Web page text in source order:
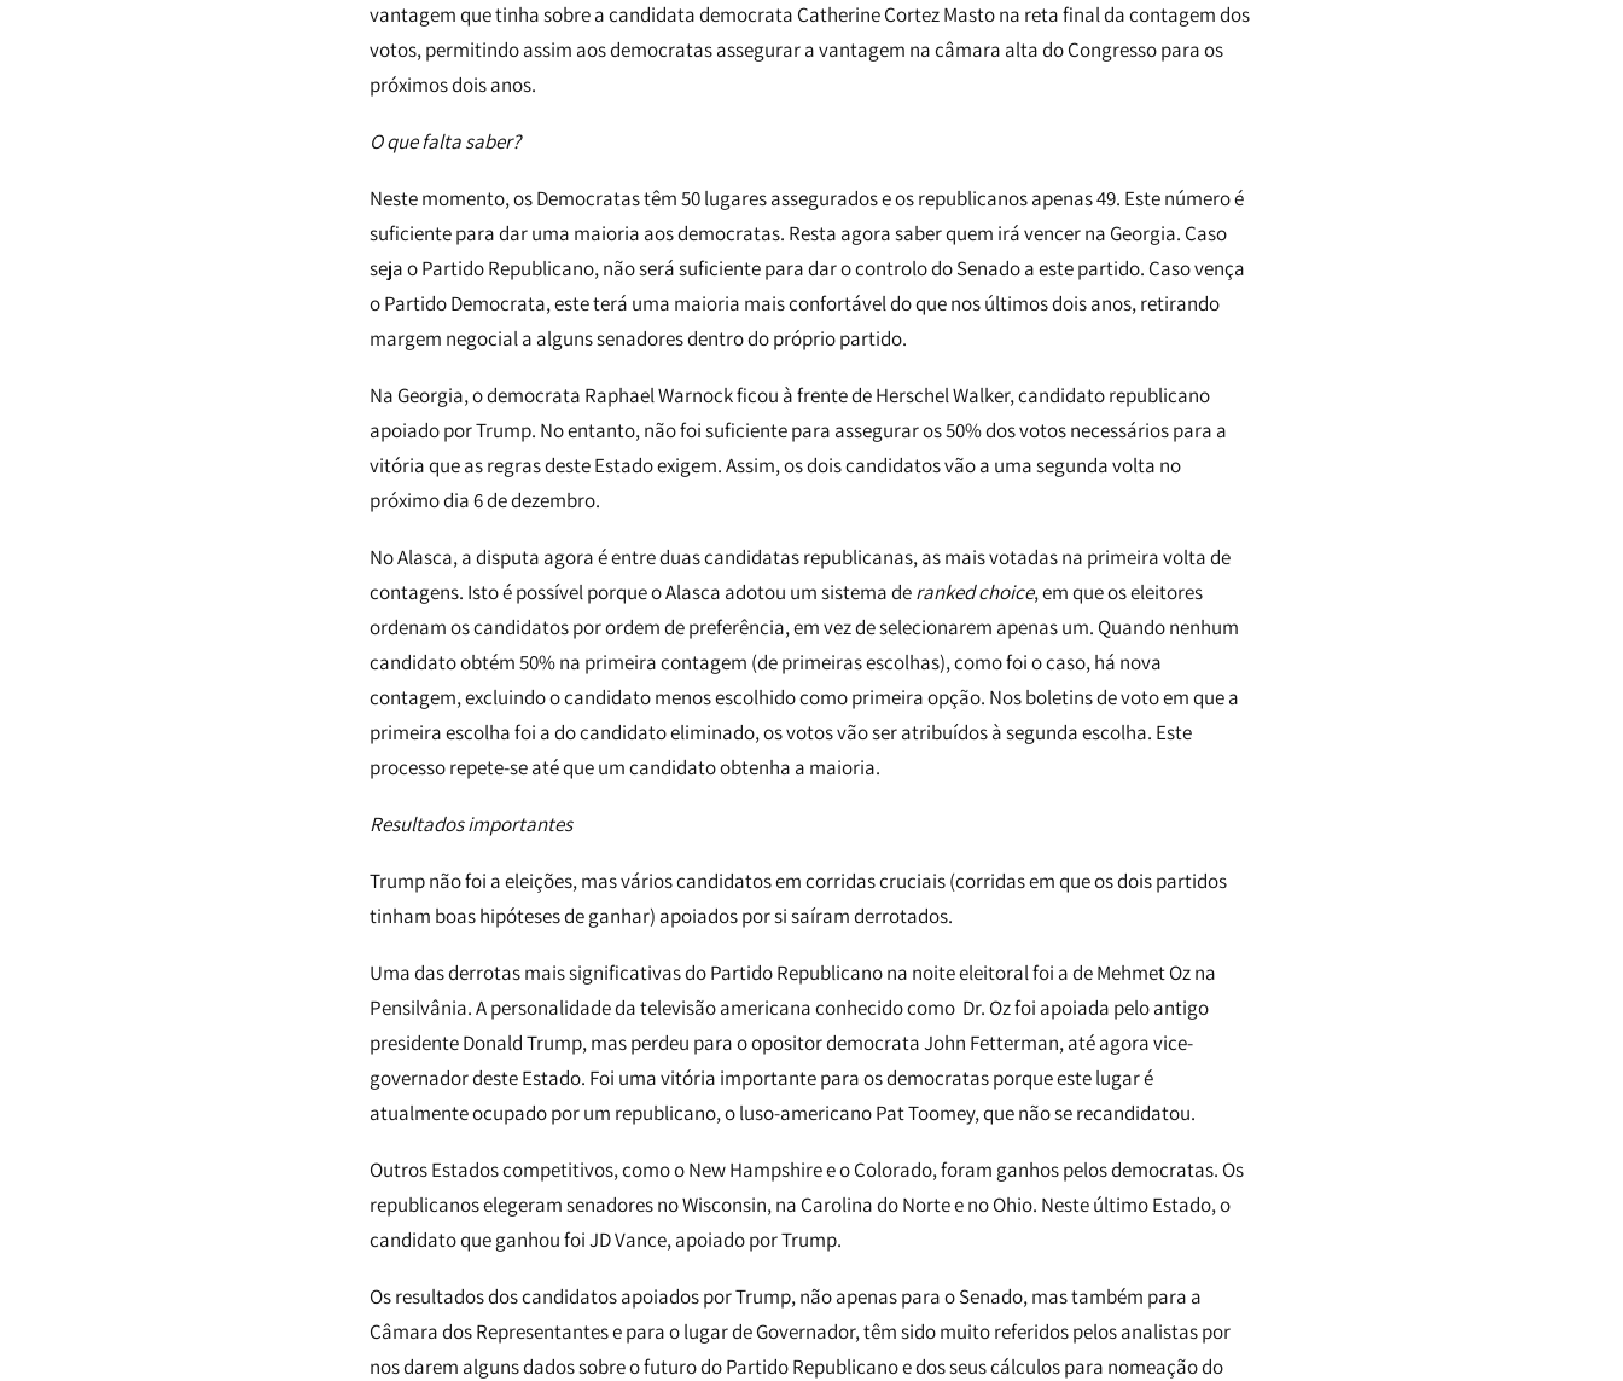
vantagem que tinha sobre a candidata democrata Catherine Cortez Masto na reta final da contagem dos
votos, permitindo assim aos democratas assegurar a vantagem na câmara alta do Congresso para os
próximos dois anos.
O que falta saber?
Neste momento, os Democratas têm 50 lugares assegurados e os republicanos apenas 49. Este número é
suficiente para dar uma maioria aos democratas. Resta agora saber quem irá vencer na Georgia. Caso
seja o Partido Republicano, não será suficiente para dar o controlo do Senado a este partido. Caso vença
o Partido Democrata, este terá uma maioria mais confortável do que nos últimos dois anos, retirando
margem negocial a alguns senadores dentro do próprio partido.
Na Georgia, o democrata Raphael Warnock ficou à frente de Herschel Walker, candidato republicano
apoiado por Trump. No entanto, não foi suficiente para assegurar os 50% dos votos necessários para a
vitória que as regras deste Estado exigem. Assim, os dois candidatos vão a uma segunda volta no
próximo dia 6 de dezembro.
No Alasca, a disputa agora é entre duas candidatas republicanas, as mais votadas na primeira volta de
contagens. Isto é possível porque o Alasca adotou um sistema deranked choice, em que os eleitores
ordenam os candidatos por ordem de preferência, em vez de selecionarem apenas um. Quando nenhum
candidato obtém 50% na primeira contagem (de primeiras escolhas), como foi o caso, há nova
contagem, excluindo o candidato menos escolhido como primeira opção. Nos boletins de voto em que a
primeira escolha foi a do candidato eliminado, os votos vão ser atribuídos à segunda escolha. Este
processo repete-se até que um candidato obtenha a maioria.
Resultados importantes
Trump não foi a eleições, mas vários candidatos em corridas cruciais (corridas em que os dois partidos
tinham boas hipóteses de ganhar) apoiados por si saíram derrotados.
Uma das derrotas mais significativas do Partido Republicano na noite eleitoral foi a de Mehmet Oz na
Pensilvânia. A personalidade da televisão americana conhecido como Dr. Oz foi apoiada pelo antigo
presidente Donald Trump, mas perdeu para o opositor democrata John Fetterman, até agora vice-
governador deste Estado. Foi uma vitória importante para os democratas porque este lugar é
atualmente ocupado por um republicano, o luso-americano Pat Toomey, que não se recandidatou.
Outros Estados competitivos, como o New Hampshire e o Colorado, foram ganhos pelos democratas. Os
republicanos elegeram senadores no Wisconsin, na Carolina do Norte e no Ohio. Neste último Estado, o
candidato que ganhou foi JD Vance, apoiado por Trump.
Os resultados dos candidatos apoiados por Trump, não apenas para o Senado, mas também para a
Câmara dos Representantes e para o lugar de Governador, têm sido muito referidos pelos analistas por
nos darem alguns dados sobre o futuro do Partido Republicano e dos seus cálculos para nomeação do